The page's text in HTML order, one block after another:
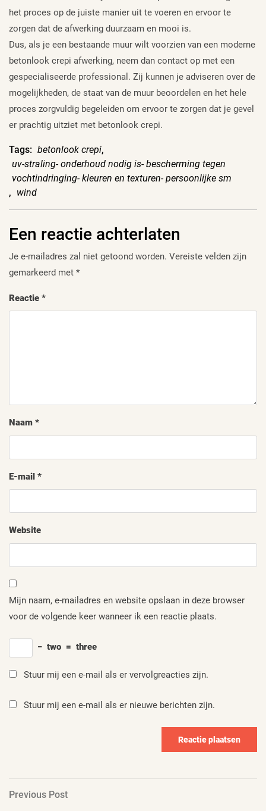
het proces op de juiste manier uit te voeren en ervoor te
zorgen dat de afwerking duurzaam en mooi is.
Dus, als je een bestaande muur wilt voorzien van een moderne
betonlook crepi afwerking, neem dan contact op met een
gespecialiseerde professional. Zij kunnen je adviseren over de
mogelijkheden, de staat van de muur beoordelen en het hele
proces zorgvuldig begeleiden om ervoor te zorgen dat je gevel
er prachtig uitziet met betonlook crepi.
Tags: betonlook crepi,
uv-straling- onderhoud nodig is- bescherming tegen
vochtindringing- kleuren en texturen- persoonlijke sm
, wind
Een reactie achterlaten
Je e-mailadres zal niet getoond worden. Vereiste velden zijn
gemarkeerd met *
Reactie *
Naam *
E-mail *
Website
Mijn naam, e-mailadres en website opslaan in deze browser
voor de volgende keer wanneer ik een reactie plaats.
− two = three
Stuur mij een e-mail als er vervolgreacties zijn.
Stuur mij een e-mail als er nieuwe berichten zijn.
Berichtnavigatie
Previous
Previous Post